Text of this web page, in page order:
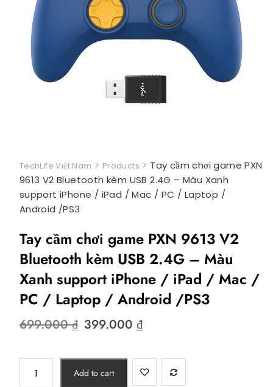
TechLife Việt Nam > Products > Tay cầm chơi game PXN
9613 V2 Bluetooth kèm USB 2.4G – Màu Xanh
support iPhone / iPad / Mac / PC / Laptop /
Android /PS3
Tay cầm chơi game PXN 9613 V2
Bluetooth kèm USB 2.4G – Màu
Xanh support iPhone / iPad / Mac /
PC / Laptop / Android /PS3
699.000₫ Original
699.000 ₫.
399.000 ₫
399.000 ₫.
cầm
Add to cart